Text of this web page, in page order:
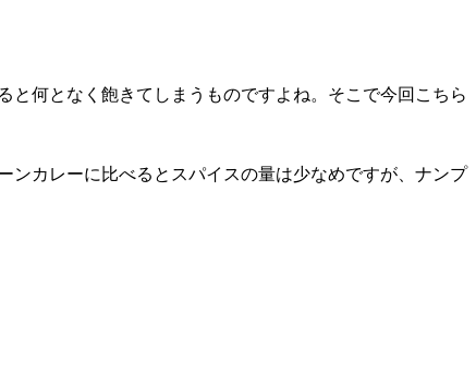
と何となく飽きてしまうものですよね。そこで今回こちら
ンカレーに比べるとスパイスの量は少なめですが、ナンプ